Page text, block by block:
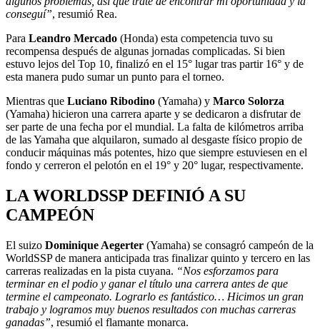
conseguí”, resumió Rea.
Para Leandro Mercado (Honda) esta competencia tuvo su
recompensa después de algunas jornadas complicadas. Si bien
estuvo lejos del Top 10, finalizó en el 15° lugar tras partir 16° y de
esta manera pudo sumar un punto para el torneo.
Mientras que Luciano Ribodino (Yamaha) y Marco Solorza
(Yamaha) hicieron una carrera aparte y se dedicaron a disfrutar de
ser parte de una fecha por el mundial. La falta de kilómetros arriba
de las Yamaha que alquilaron, sumado al desgaste físico propio de
conducir máquinas más potentes, hizo que siempre estuviesen en el
fondo y cerreron el pelotón en el 19° y 20° lugar, respectivamente.
LA WORLDSSP DEFINIÓ A SU
CAMPEÓN
El suizo Dominique Aegerter (Yamaha) se consagró campeón de la
WorldSSP de manera anticipada tras finalizar quinto y tercero en las
carreras realizadas en la pista cuyana. “Nos esforzamos para
terminar en el podio y ganar el título una carrera antes de que
termine el campeonato. Lograrlo es fantástico… Hicimos un gran
trabajo y logramos muy buenos resultados con muchas carreras
ganadas”, resumió el flamante monarca.